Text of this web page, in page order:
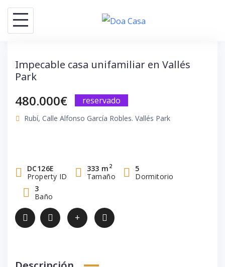
Saltar
contenido
Impecable casa unifamiliar en Vallés
Park
480.000€ reservado
Rubí, Calle Alfonso García Robles. Vallés Park
DC126E
Property ID
333 m 2
Tamaño
5
Dormitorio
3
Baño